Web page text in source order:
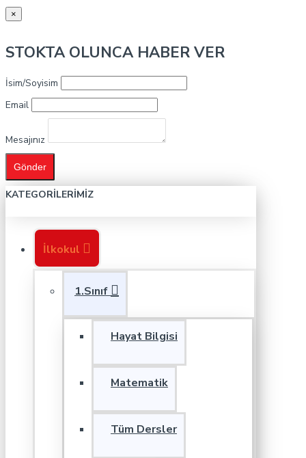
×
STOKTA OLUNCA HABER VER
İsim/Soyisim
Email
Mesajınız
Gönder
KATEGORILERIMIZ
İlkokul
1.Sınıf
Hayat Bilgisi
Matematik
Tüm Dersler